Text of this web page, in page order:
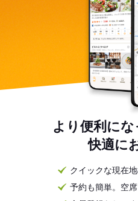
より便利に
快適に
クイックな現在
予約も簡単。空